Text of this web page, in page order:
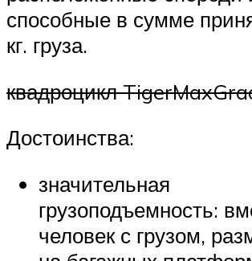
способные в сумме
кг. груза.
квадроцикл
Достоинства:
значительная
грузоподъемность:
человек с грузом,